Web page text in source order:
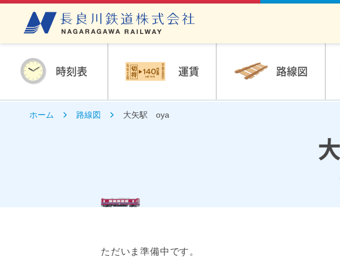
時刻表 運賃 路線図
ホーム 路線図 大矢駅 oya
ただいま準備中です。